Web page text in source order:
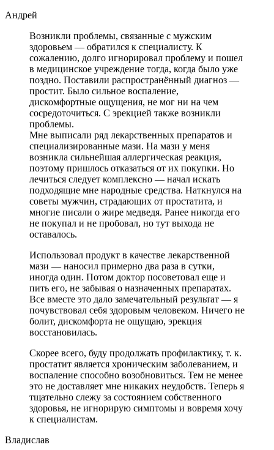
Андрей
Возникли проблемы, связанные с мужским
здоровьем — обратился к специалисту. К
сожалению, долго игнорировал проблему и пошел
в медицинское учреждение тогда, когда было уже
поздно. Поставили распространённый диагноз —
простит. Было сильное воспаление,
дискомфортные ощущения, не мог ни на чем
сосредоточиться. С эрекцией также возникли
проблемы.
Мне выписали ряд лекарственных препаратов и
специализированные мази. На мази у меня
возникла сильнейшая аллергическая реакция,
поэтому пришлось отказаться от их покупки. Но
лечиться следует комплексно — начал искать
подходящие мне народные средства. Наткнулся на
советы мужчин, страдающих от простатита, и
многие писали о жире медведя. Ранее никогда его
не покупал и не пробовал, но тут выхода не
оставалось.
Использовал продукт в качестве лекарственной
мази — наносил примерно два раза в сутки,
иногда один. Потом доктор посоветовал еще и
пить его, не забывая о назначенных препаратах.
Все вместе это дало замечательный результат — я
почувствовал себя здоровым человеком. Ничего не
болит, дискомфорта не ощущаю, эрекция
восстановилась.
Скорее всего, буду продолжать профилактику, т. к.
простатит является хроническим заболеванием, и
воспаление способно возобновиться. Тем не менее
это не доставляет мне никаких неудобств. Теперь я
тщательно слежу за состоянием собственного
здоровья, не игнорирую симптомы и вовремя хочу
к специалистам.
Владислав